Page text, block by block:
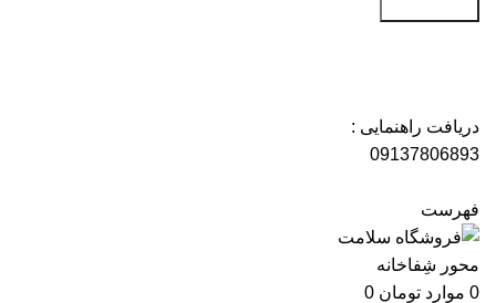
دریافت راهنمایی :
09137806893
فهرست
0 موارد تومان